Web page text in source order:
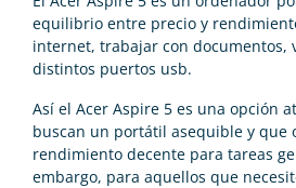
equilibrio entre precio y
internet, trabajar con documentos,
distintos puertos usb.
Así el Acer Aspire 5 es una opción
buscan un portátil asequible y que
rendimiento decente para tareas
embargo, para aquellos que